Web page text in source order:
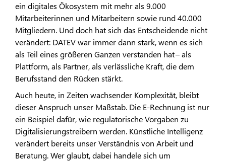
ein digitales Ökosystem mit mehr als 9.000
Mitarbeiterinnen und Mitarbeitern sowie rund 40.000
Mitgliedern. Und doch hat sich das Entscheidende nicht
verändert: DATEV war immer dann stark, wenn es sich
als Teil eines größeren Ganzen verstanden hat – als
Plattform, als Partner, als verlässliche Kraft, die dem
Berufsstand den Rücken stärkt.
Auch heute, in Zeiten wachsender Komplexität, bleibt
dieser Anspruch unser Maßstab. Die E-Rechnung ist nur
ein Beispiel dafür, wie regulatorische Vorgaben zu
Digitalisierungstreibern werden. Künstliche Intelligenz
verändert bereits unser Verständnis von Arbeit und
Beratung. Wer glaubt, dabei handele sich um